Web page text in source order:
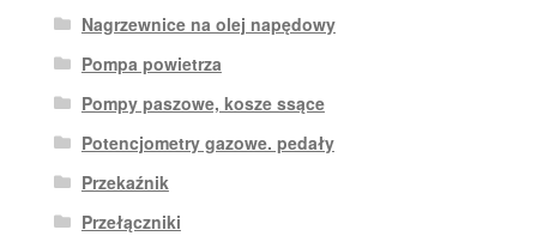
Nagrzewnice na olej napędowy
Pompa powietrza
Pompy paszowe, kosze ssące
Potencjometry gazowe. pedały
Przekaźnik
Przełączniki